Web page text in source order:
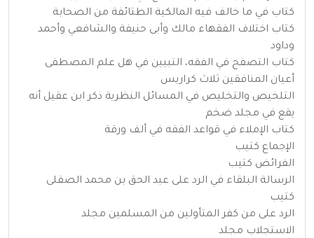
كتاب في ما خالف فيه المالكية الطتائفة من الصحابة
كتاب اختلاف الفقهاء مالك وأبى حنيفة والشافعي وأحمد
وداود
كتاب التصفح في الفقه، التبيين في هل علم المصطفى
أعيان المنافقين ثلاث كراريس
التلخيص والتخليص في المسائل النظرية ذكر ابن عقيل أنه
يقع في مجلد ضخم
كتاب الإملاء في قواعد الفقه في ألف ورقة
الإجماع كتيب
الفرائض كتيب
الرسالة البلقاء في الرد على عبد الحق بن محمد الصقلى
كتيب
الرد على من كفر المتأولين من المسلمين مجلد
الاستجلاب مجلد